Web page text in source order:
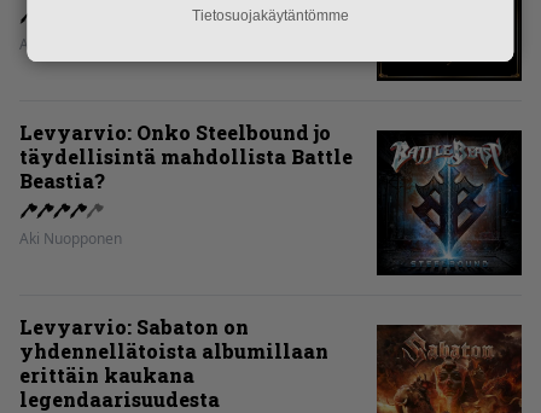
Aki Nuopponen
Levyarvio: Onko Steelbound jo
täydellisintä mahdollista Battle
Beastia?
Aki Nuopponen
Levyarvio: Sabaton on
yhdennellätoista albumillaan
erittäin kaukana
legendaarisuudesta
Tietosuojakäytäntömme